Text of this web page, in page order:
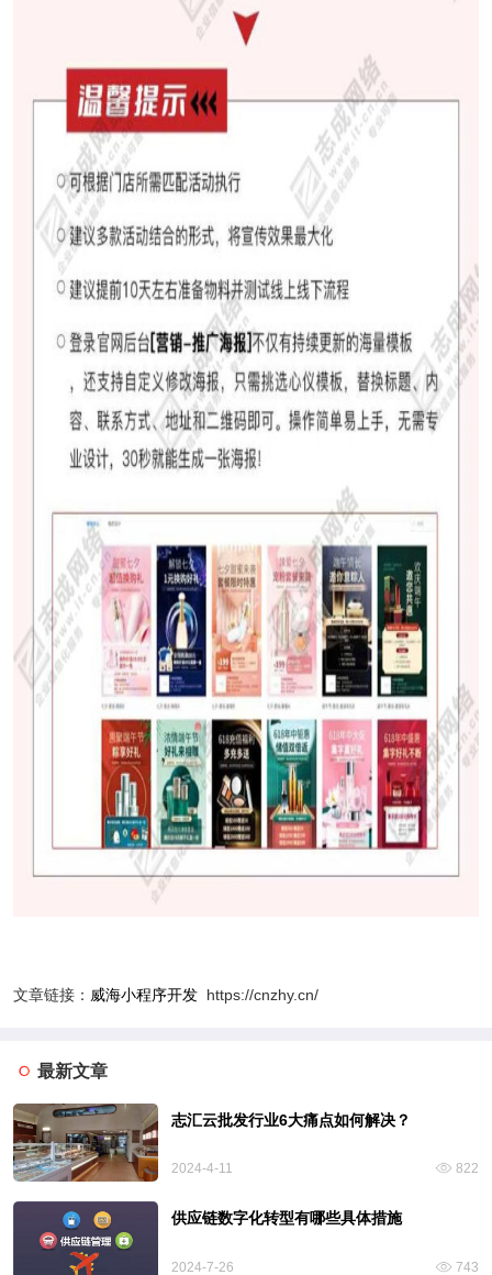
文章链接： 威海小程序开发 https://cnzhy.cn/
最新文章
志汇云批发行业6大痛点如何解决？
822
2024-4-11
供应链数字化转型有哪些具体措施
743
2024-7-26